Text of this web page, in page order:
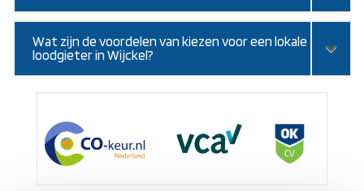
Wat zijn de voordelen van kiezen voor een lokale
loodgieter in Wijckel?